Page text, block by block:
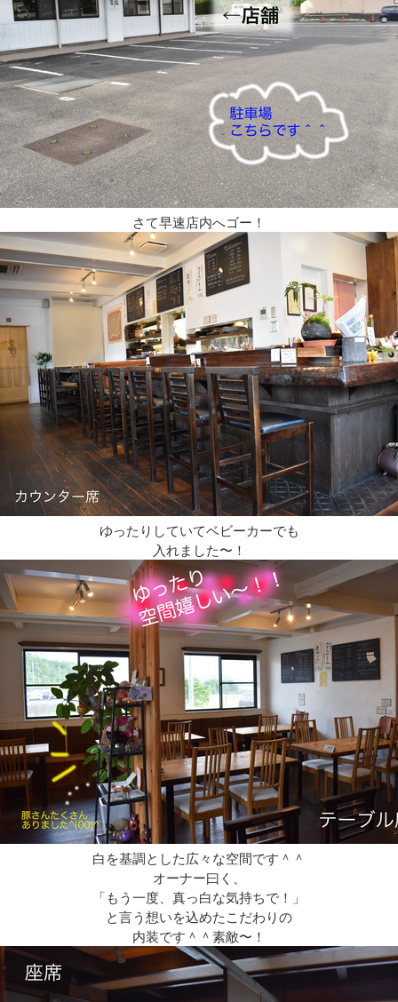
さて早速店内へゴー！
ゆったりしていてベビーカーでも
入れました〜！
白を基調とした広々な空間です＾＾
オーナー曰く、
「もう一度、真っ白な気持ちで！」
と言う想いを込めたこだわりの
内装です＾＾素敵〜！